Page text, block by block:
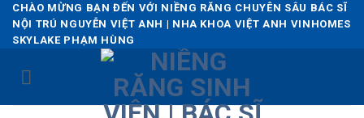
Skip
content
CHÀO MỪNG BẠN ĐẾN VỚI NIỀNG RĂNG CHUYÊN SÂU BÁC SĨ
NỘI TRÚ NGUYỄN VIỆT ANH | NHA KHOA VIỆT ANH VINHOMES
SKYLAKE PHẠM HÙNG